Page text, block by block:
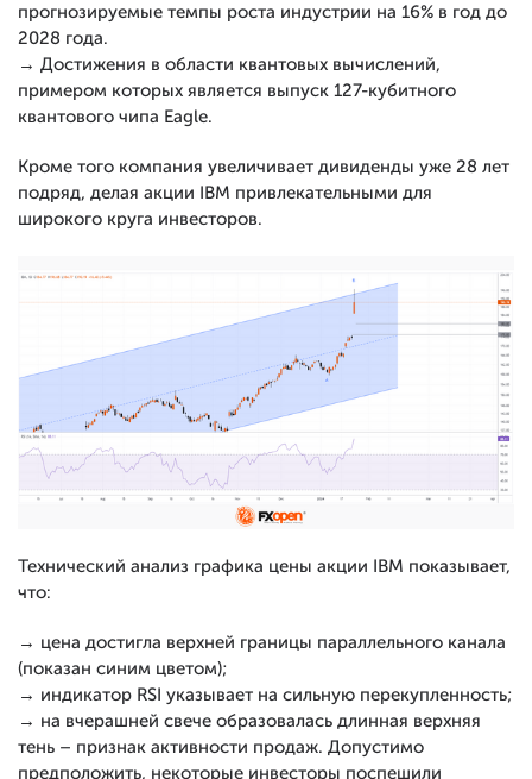
прогнозируемые темпы роста индустрии на 16% в год до
2028 года.
→ Достижения в области квантовых вычислений,
примером которых является выпуск 127-кубитного
квантового чипа Eagle.
Кроме того компания увеличивает дивиденды уже 28 лет
подряд, делая акции IBM привлекательными для
широкого круга инвесторов.
Технический анализ графика цены акции IBM показывает,
что:
→ цена достигла верхней границы параллельного канала
(показан синим цветом);
→ индикатор RSI указывает на сильную перекупленность;
→ на вчерашней свече образовалась длинная верхняя
тень – признак активности продаж. Допустимо
предположить, некоторые инвесторы поспешили